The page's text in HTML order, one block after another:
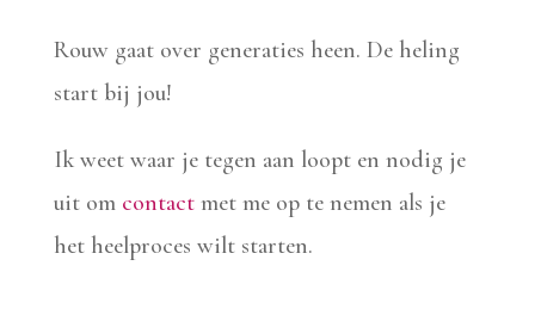
Rouw gaat over generaties heen. De heling
start bij jou!
Ik weet waar je tegen aan loopt en nodig je
uit om contact met me op te nemen als je
het heelproces wilt starten.